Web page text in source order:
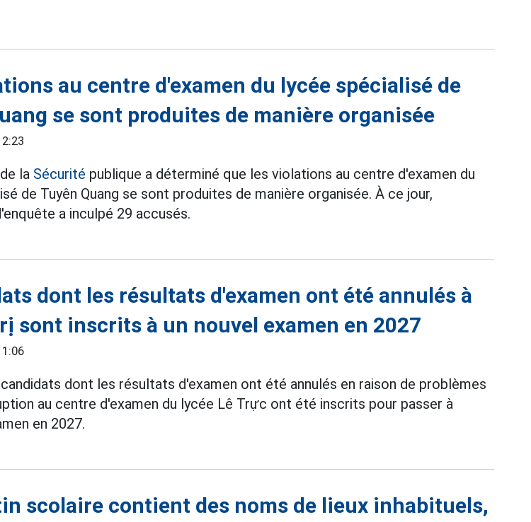
au centre d'examen du lycée spécialisé de
se sont produites de manière organisée
la Sécurité publique a déterminé que les violations au centre d'examen du
de Tuyên Quang se sont produites de manière organisée. À ce jour,
a inculpé 29 accusés.
dont les résultats d'examen ont été annulés à
sont inscrits à un nouvel examen en 2027
dont les résultats d'examen ont été annulés en raison de problèmes
au centre d'examen du lycée Lê Trực ont été inscrits pour passer à
en 2027.
scolaire contient des noms de lieux inhabituels,